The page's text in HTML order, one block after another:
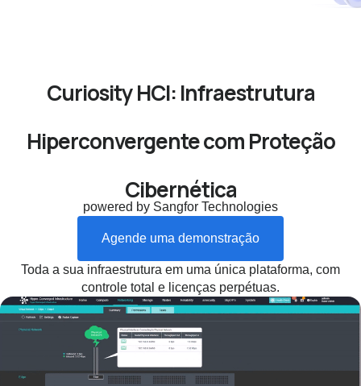
Curiosity HCI: Infraestrutura
Hiperconvergente com Proteção
Cibernética
powered by Sangfor Technologies​
Agende uma demonstração
Toda a sua infraestrutura em uma única plataforma, com
controle total e licenças perpétuas.